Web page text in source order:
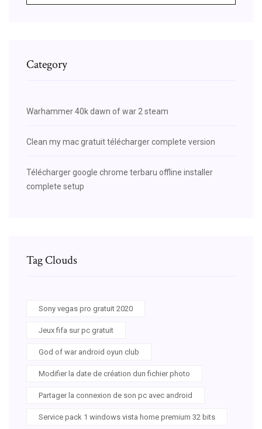
Category
Warhammer 40k dawn of war 2 steam
Clean my mac gratuit télécharger complete version
Télécharger google chrome terbaru offline installer
complete setup
Tag Clouds
Sony vegas pro gratuit 2020
Jeux fifa sur pc gratuit
God of war android oyun club
Modifier la date de création dun fichier photo
Partager la connexion de son pc avec android
Service pack 1 windows vista home premium 32 bits